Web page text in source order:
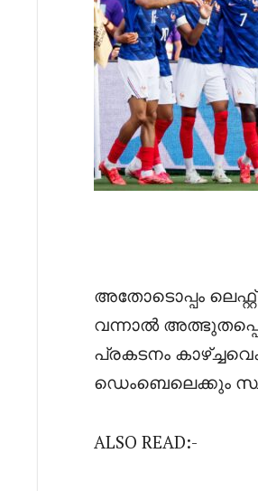
അതോടൊപ്പം
വന്നാൽ
പ്രകടനം
ഡെംബെലെക്കും
ALSO READ:-